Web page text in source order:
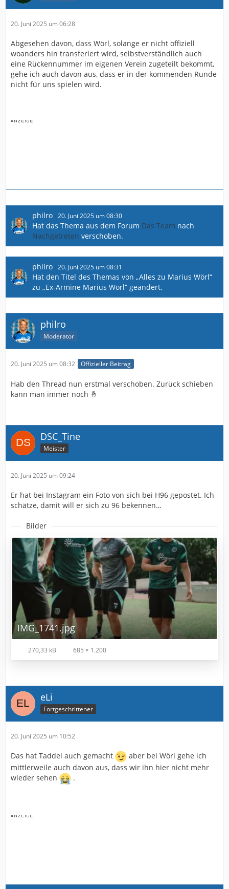
20. Juni 2025 um 06:28
Abgesehen davon, dass Wörl, solange er nicht offiziell
woanders hin transferiert wird, selbstverständlich auch
eine Rückennummer im eigenen Verein zugeteilt bekommt,
gehe ich auch davon aus, dass er in der kommenden Runde
nicht für uns spielen wird.
philro 20. Juni 2025 um 08:30
Hat das Thema aus dem Forum Das Team nach
Nachgetreten verschoben.
philro 20. Juni 2025 um 08:31
Hat den Titel des Themas von „Alles zu Marius Wörl“
zu „Ex-Armine Marius Wörl“ geändert.
philro
Moderator
20. Juni 2025 um 08:32 Offizieller Beitrag
Hab den Thread nun erstmal verschoben. Zurück schieben
kann man immer noch 🤞
DSC_Tine
Meister
20. Juni 2025 um 09:24
Er hat bei Instagram ein Foto von sich bei H96 gepostet. Ich
schätze, damit will er sich zu 96 bekennen…
Bilder
IMG_1741.jpg
270,33 kB 685 × 1.200
eLi
Fortgeschrittener
20. Juni 2025 um 10:52
Das hat Taddel auch gemacht
aber bei Wörl gehe ich
mittlerweile auch davon aus, dass wir ihn hier nicht mehr
wieder sehen
.